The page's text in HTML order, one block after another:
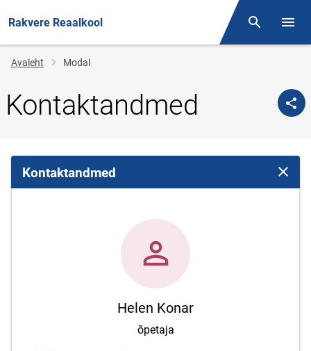
Rakvere Reaalkool Otsing
Jälglink
Avaleht Modal
Kontaktandmed
Kontaktandmed Sulge
Helen Konar
õpetaja